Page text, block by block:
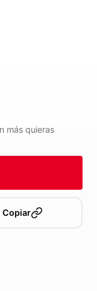
más quieras
Copiar